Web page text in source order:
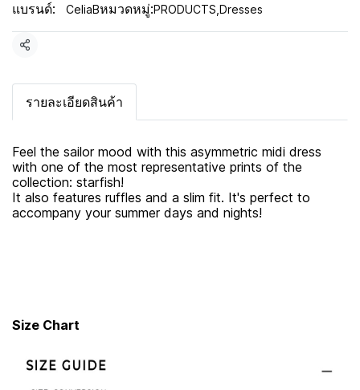
แบรนด์: CeliaBหมวดหมู่:PRODUCTS Dresses
แชร์
รายละเอียดสินค้า
Feel the sailor mood with this asymmetric midi dress
with one of the most representative prints of the
collection: starfish!
It also features ruffles and a slim fit. It's perfect to
accompany your summer days and nights!
Size Chart